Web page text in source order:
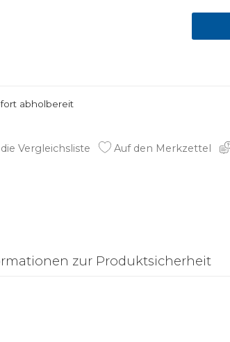
abholbereit
Vergleichsliste Auf den Merkzettel
zur Produktsicherheit